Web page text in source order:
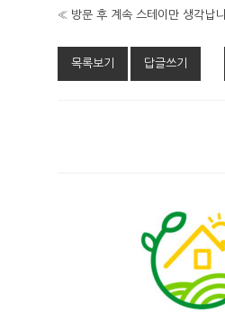
« 방문 후 계속 스테이만 생각납
목록보기 답글쓰기